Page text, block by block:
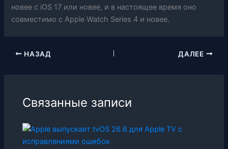
новее с iOS 17 или новее, и в настоящее время оно
совместимо с Apple Watch Series 4 и новее.
НАЗАД ДАЛЕЕ
Связанные записи